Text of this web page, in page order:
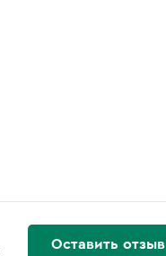
Оставить отзыв